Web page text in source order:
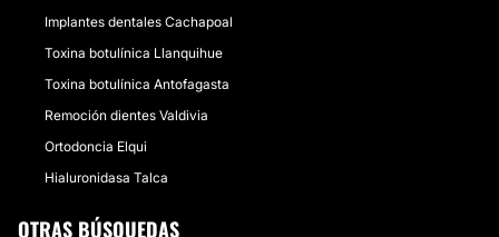
Implantes dentales Cachapoal
Toxina botulínica Llanquihue
Toxina botulínica Antofagasta
Remoción dientes Valdivia
Ortodoncia Elqui
Hialuronidasa Talca
OTRAS BÚSQUEDAS